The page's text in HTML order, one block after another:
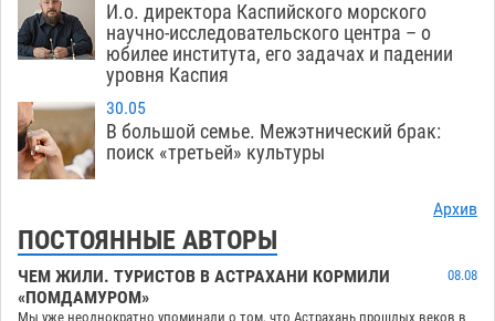
И.о. директора Каспийского морского
научно-исследовательского центра – о
юбилее института, его задачах и падении
уровня Каспия
30.05
В большой семье. Межэтнический брак:
поиск «третьей» культуры
Архив
ПОСТОЯННЫЕ АВТОРЫ
ЧЕМ ЖИЛИ. ТУРИСТОВ В АСТРАХАНИ КОРМИЛИ
«ПОМДАМУРОМ»
08.08
Мы уже неоднократно упоминали о том, что Астрахань прошлых веков в